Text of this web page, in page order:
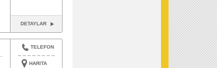
DETAYLAR
TELEFON
HARITA